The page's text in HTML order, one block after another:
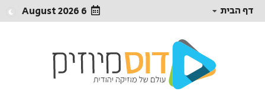
דף הבית 6 August 2026